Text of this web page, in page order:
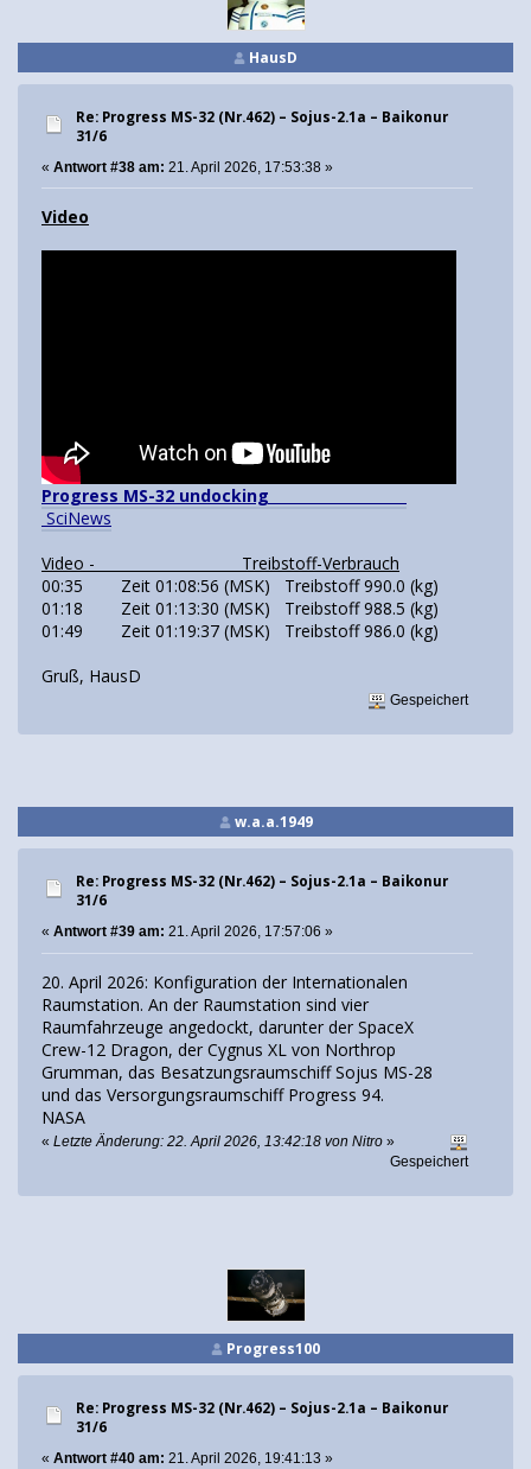
HausD
Re: Progress MS-32 (Nr.462) – Sojus-2.1а – Baikonur
31/6
« Antwort #38 am: 21. April 2026, 17:53:38 »
Video
Progress MS-32 undocking
SciNews
Video - Treibstoff-Verbrauch
00:35 Zeit 01:08:56 (MSK) Treibstoff 990.0 (kg)
01:18 Zeit 01:13:30 (MSK) Treibstoff 988.5 (kg)
01:49 Zeit 01:19:37 (MSK) Treibstoff 986.0 (kg)
Gruß, HausD
Gespeichert
w.a.a.1949
Re: Progress MS-32 (Nr.462) – Sojus-2.1а – Baikonur
31/6
« Antwort #39 am: 21. April 2026, 17:57:06 »
20. April 2026: Konfiguration der Internationalen
Raumstation. An der Raumstation sind vier
Raumfahrzeuge angedockt, darunter der SpaceX
Crew-12 Dragon, der Cygnus XL von Northrop
Grumman, das Besatzungsraumschiff Sojus MS-28
und das Versorgungsraumschiff Progress 94.
NASA
« Letzte Änderung: 22. April 2026, 13:42:18 von Nitro »
Gespeichert
Progress100
Re: Progress MS-32 (Nr.462) – Sojus-2.1а – Baikonur
31/6
« Antwort #40 am: 21. April 2026, 19:41:13 »